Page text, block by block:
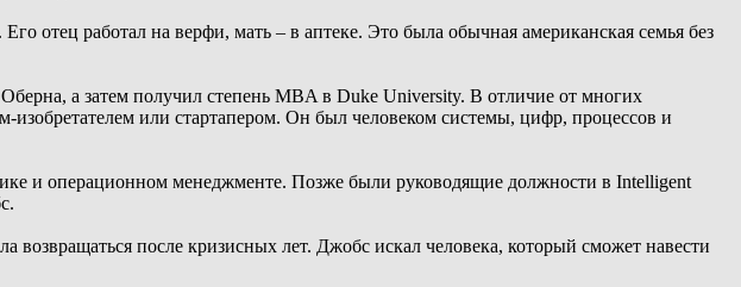
отец работал на верфи, мать – в аптеке. Это была обычная американская семья без
а затем получил степень MBA в Duke University. В отличие от многих
или стартапером. Он был человеком системы, цифр, процессов и
и операционном менеджменте. Позже были руководящие должности в Intelligent
после кризисных лет. Джобс искал человека, который сможет навести